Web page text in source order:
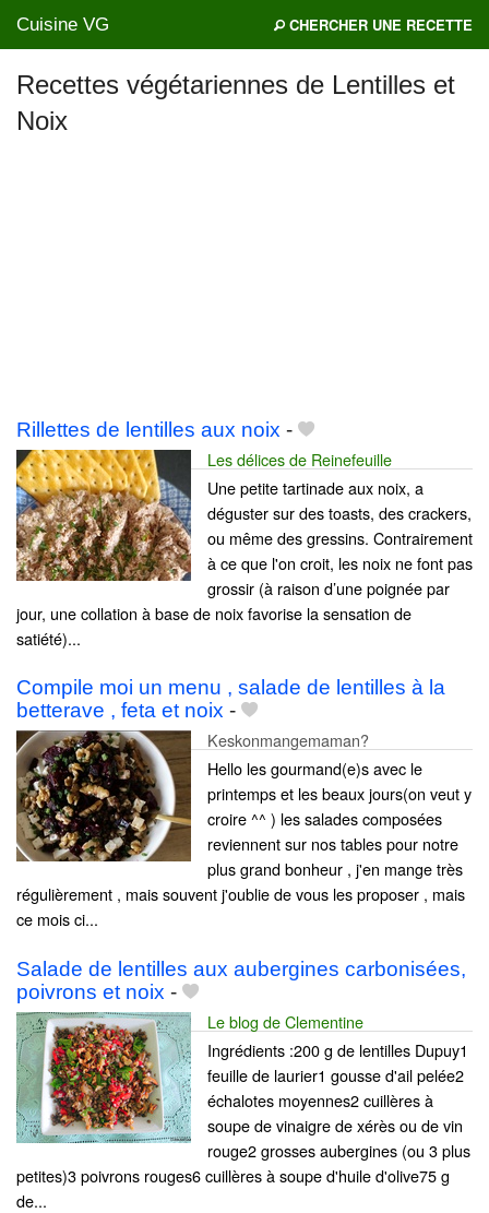
Cuisine VG CHERCHER UNE RECETTE
Recettes végétariennes de Lentilles et
Noix
Rillettes de lentilles aux noix -
Les délices de Reinefeuille
Une petite tartinade aux noix, a
déguster sur des toasts, des crackers,
ou même des gressins. Contrairement
à ce que l'on croit, les noix ne font pas
grossir (à raison d’une poignée par
jour, une collation à base de noix favorise la sensation de
satiété)...
Compile moi un menu , salade de lentilles à la
betterave , feta et noix -
Keskonmangemaman?
Hello les gourmand(e)s avec le
printemps et les beaux jours(on veut y
croire ^^ ) les salades composées
reviennent sur nos tables pour notre
plus grand bonheur , j'en mange très
régulièrement , mais souvent j'oublie de vous les proposer , mais
ce mois ci...
Salade de lentilles aux aubergines carbonisées,
poivrons et noix -
Le blog de Clementine
Ingrédients :200 g de lentilles Dupuy1
feuille de laurier1 gousse d'ail pelée2
échalotes moyennes2 cuillères à
soupe de vinaigre de xérès ou de vin
rouge2 grosses aubergines (ou 3 plus
petites)3 poivrons rouges6 cuillères à soupe d'huile d'olive75 g
de...